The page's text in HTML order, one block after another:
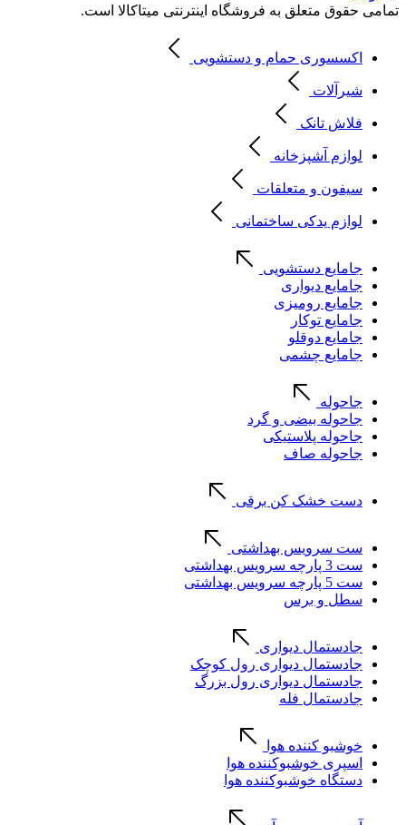
تمامی حقوق متعلق به فروشگاه اینترنتی میتاکالا است.
اکسسوری حمام و دستشویی
شیرآلات
فلاش تانک
لوازم آشپزخانه
سیفون و متعلقات
لوازم یدکی ساختمانی
جامایع دستشویی
جامایع دیواری
جامایع رومیزی
جامایع توکار
جامایع دوقلو
جامایع چشمی
جاحوله
جاحوله بیضی و گرد
جاحوله پلاستیکی
جاحوله صاف
دست خشک کن برقی
ست سرویس بهداشتی
ست 3 پارچه سرویس بهداشتی
ست 5 پارچه سرویس بهداشتی
سطل و برس
جادستمال دیواری
جادستمال دیواری رول کوچک
جادستمال دیواری رول بزرگ
جادستمال فله
خوشبو کننده هوا
اسپری خوشبوکننده هوا
دستگاه خوشبوکننده هوا